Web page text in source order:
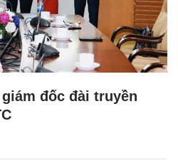
đốc đài truyền